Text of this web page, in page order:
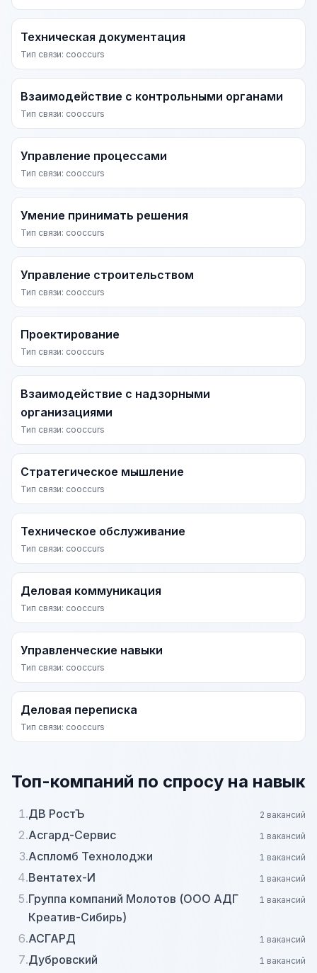
Техническая документация
Тип связи: cooccurs
Взаимодействие с контрольными органами
Тип связи: cooccurs
Управление процессами
Тип связи: cooccurs
Умение принимать решения
Тип связи: cooccurs
Управление строительством
Тип связи: cooccurs
Проектирование
Тип связи: cooccurs
Взаимодействие с надзорными
организациями
Тип связи: cooccurs
Стратегическое мышление
Тип связи: cooccurs
Техническое обслуживание
Тип связи: cooccurs
Деловая коммуникация
Тип связи: cooccurs
Управленческие навыки
Тип связи: cooccurs
Деловая переписка
Тип связи: cooccurs
Топ-компаний по спросу на навык
1.ДВ РостЪ 2 вакансий
2.Асгард-Сервис 1 вакансий
3.Аспломб Технолоджи 1 вакансий
4.Вентатех-И 1 вакансий
5.Группа компаний Молотов (ООО АДГ
Креатив-Сибирь)
1 вакансий
6.АСГАРД 1 вакансий
7.Дубровский 1 вакансий